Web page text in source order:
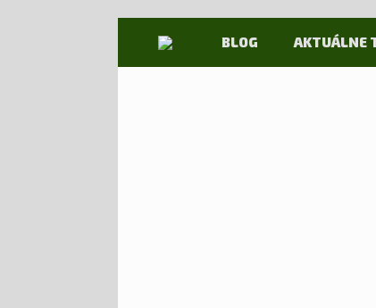
BLOG AKTUÁLNE